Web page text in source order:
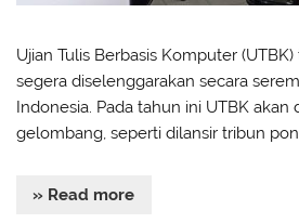
Ujian Tulis Berbasis Komputer
segera diselenggarakan secara
Indonesia. Pada tahun ini UTBK akan
gelombang, seperti dilansir tribun
» Read more